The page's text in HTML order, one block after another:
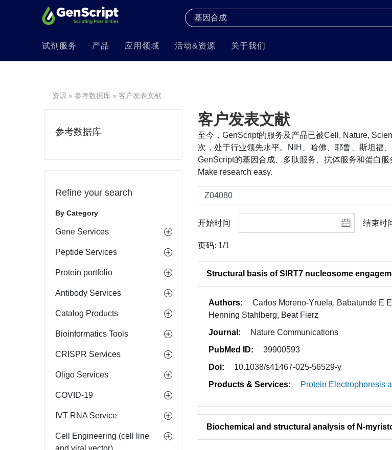
试剂服务 产品 应用领域 活动&资源 关于我们
资源 » 参考数据库 » 客户发表文献
参考数据库
Refine your search
By Category
Gene Services
Peptide Services
Protein portfolio
Antibody Services
Catalog Products
Bioinformatics Tools
CRISPR Services
Oligo Services
COVID-19
IVT RNA Service
Cell Engineering (cell line
and viral vector)
客户发表文献
至今，GenScript的服务及产品已被Cell, Nature,
次，处于行业领先水平。NIH、哈佛、耶鲁、斯坦福
GenScript的基因合成、多肽服务、抗体服务和蛋白
Make research easy.
开始时间 结束时
页码: 1/1
Structural basis of SIRT7 nucleosome
Authors:
Carlos Moreno-Yruela, Babatunde E
Henning Stahlberg, Beat Fierz
Journal:
Nature Communications
PubMed ID:
39900593
Doi:
10.1038/s41467-025-56529-y
Products & Services:
Protein Electrophoresis
Biochemical and structural analysis of N-